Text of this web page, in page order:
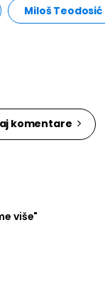
Miloš Teodosić
komentare
više"